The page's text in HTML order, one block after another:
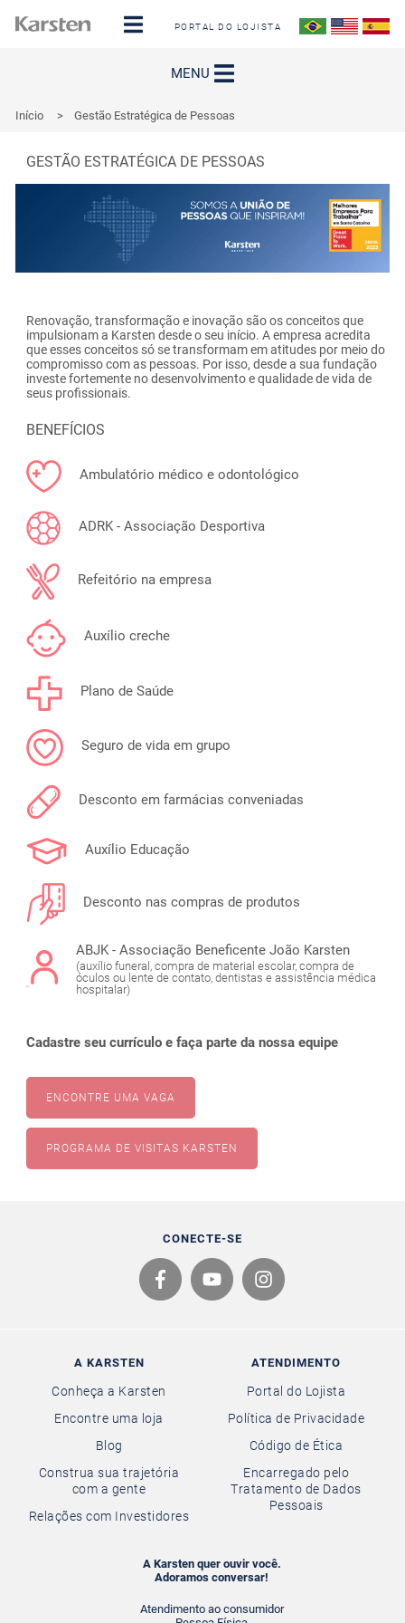
PORTAL DO LOJISTA
MENU
Início > Gestão Estratégica de Pessoas
GESTÃO ESTRATÉGICA DE PESSOAS
Renovação, transformação e inovação são os conceitos que
impulsionam a Karsten desde o seu início. A empresa acredita
que esses conceitos só se transformam em atitudes por meio do
compromisso com as pessoas. Por isso, desde a sua fundação
investe fortemente no desenvolvimento e qualidade de vida de
seus profissionais.
BENEFÍCIOS
Ambulatório médico e odontológico
ADRK - Associação Desportiva
Refeitório na empresa
Auxílio creche
Plano de Saúde
Seguro de vida em grupo
Desconto em farmácias conveniadas
Auxílio Educação
Desconto nas compras de produtos
ABJK - Associação Beneficente João Karsten
(auxílio funeral, compra de material escolar, compra de
óculos ou lente de contato, dentistas e assistência médica
hospitalar)
Cadastre seu currículo e faça parte da nossa equipe
ENCONTRE UMA VAGA
PROGRAMA DE VISITAS KARSTEN
CONECTE-SE
A KARSTEN
Conheça a Karsten
Encontre uma loja
Blog
Construa sua trajetória
com a gente
Relações com Investidores
ATENDIMENTO
Portal do Lojista
Política de Privacidade
Código de Ética
Encarregado pelo
Tratamento de Dados
Pessoais
A Karsten quer ouvir você.
Adoramos conversar!
Atendimento ao consumidor